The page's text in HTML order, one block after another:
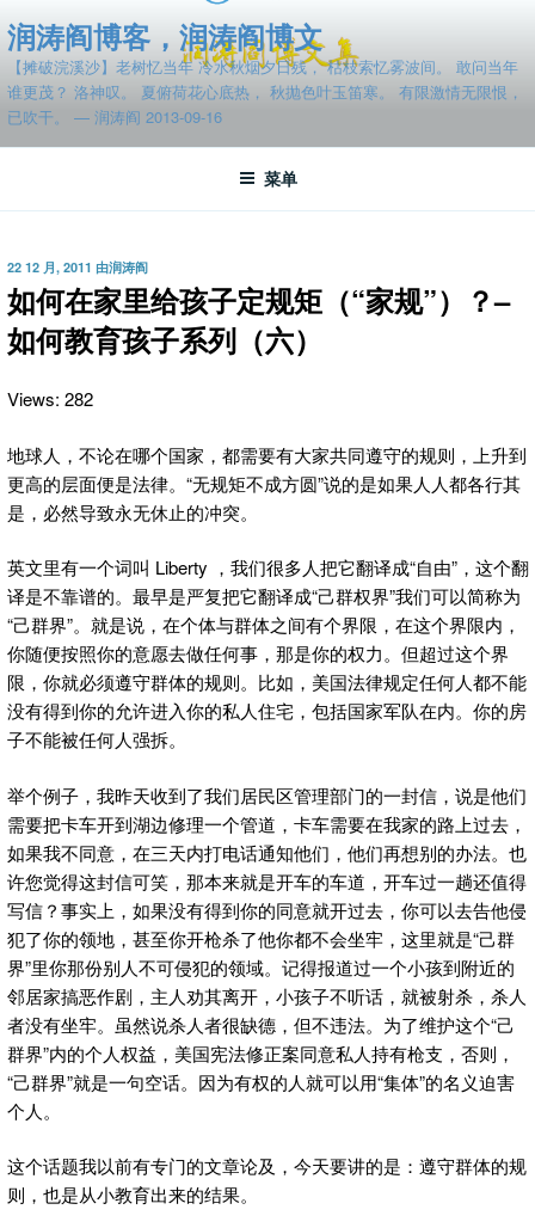
至
容
润涛阎博客，润涛阎博文
【摊破浣溪沙】老树忆当年 冷水秋烟夕日残， 枯枝索忆雾波间。 敢问当年
谁更茂？ 洛神叹。 夏俯荷花心底热， 秋抛色叶玉笛寒。 有限激情无限恨，
已吹干。 — 润涛阎 2013-09-16
菜单
发
布
于
22 12 月, 2011 由润涛阎
如何在家里给孩子定规矩（“家规”）？–
如何教育孩子系列（六）
Views: 282
地球人，不论在哪个国家，都需要有大家共同遵守的规则，上升到
更高的层面便是法律。 “无规矩不成方圆”说的是如果人人都各行其
是，必然导致永无休止的冲突。
英文里有一个词叫 Liberty ，我们很多人把它翻译成“自由”，这个翻
译是不靠谱的。最早是严复把它翻译成“己群权界”我们可以简称为
“己群界”。就是说，在个体与群体之间有个界限，在这个界限内，
你随便按照你的意愿去做任何事，那是你的权力。但超过这个界
限，你就必须遵守群体的规则。比如，美国法律规定任何人都不能
没有得到你的允许进入你的私人住宅，包括国家军队在内。你的房
子不能被任何人强拆。
举个例子，我昨天收到了我们居民区管理部门的一封信，说是他们
需要把卡车开到湖边修理一个管道，卡车需要在我家的路上过去，
如果我不同意，在三天内打电话通知他们，他们再想别的办法。也
许您觉得这封信可笑，那本来就是开车的车道，开车过一趟还值得
写信？事实上，如果没有得到你的同意就开过去，你可以去告他侵
犯了你的领地，甚至你开枪杀了他你都不会坐牢，这里就是“己群
界”里你那份别人不可侵犯的领域。记得报道过一个小孩到附近的
邻居家搞恶作剧，主人劝其离开，小孩子不听话，就被射杀，杀人
者没有坐牢。虽然说杀人者很缺德，但不违法。为了维护这个“己
群界”内的个人权益，美国宪法修正案同意私人持有枪支，否则，
“己群界”就是一句空话。因为有权的人就可以用“集体”的名义迫害
个人。
这个话题我以前有专门的文章论及，今天要讲的是：遵守群体的规
则，也是从小教育出来的结果。